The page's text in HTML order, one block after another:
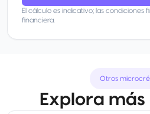
El cálculo es indicativo; las condiciones
financiera.
Otros
Explora más